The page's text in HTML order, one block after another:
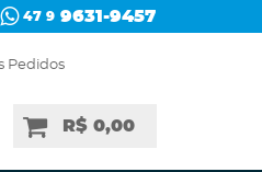
47 9 9631-9457
Pedidos
R$ 0,00